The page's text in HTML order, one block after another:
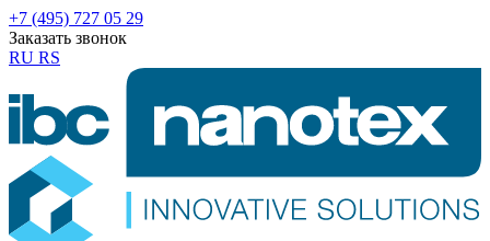
+7 (495) 727 05 29
Заказать звонок
RU RS